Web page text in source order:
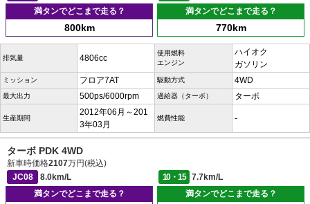
満タンでどこまで走る？
800km
満タンでどこまで走る？
770km
排気量 4806cc
使用燃料
エンジン
ハイオク
ガソリン
ミッション フロア7AT 駆動方式 4WD
最大出力 500ps/6000rpm 過給器（ターボ） ターボ
生産期間
2012年06月～201
3年03月
燃費性能 -
ターボ PDK 4WD
新車時価格2107万円(税込)
JC08
8.0km/L 10・15
7.7km/L
満タンでどこまで走る？
満タンでどこまで走る？